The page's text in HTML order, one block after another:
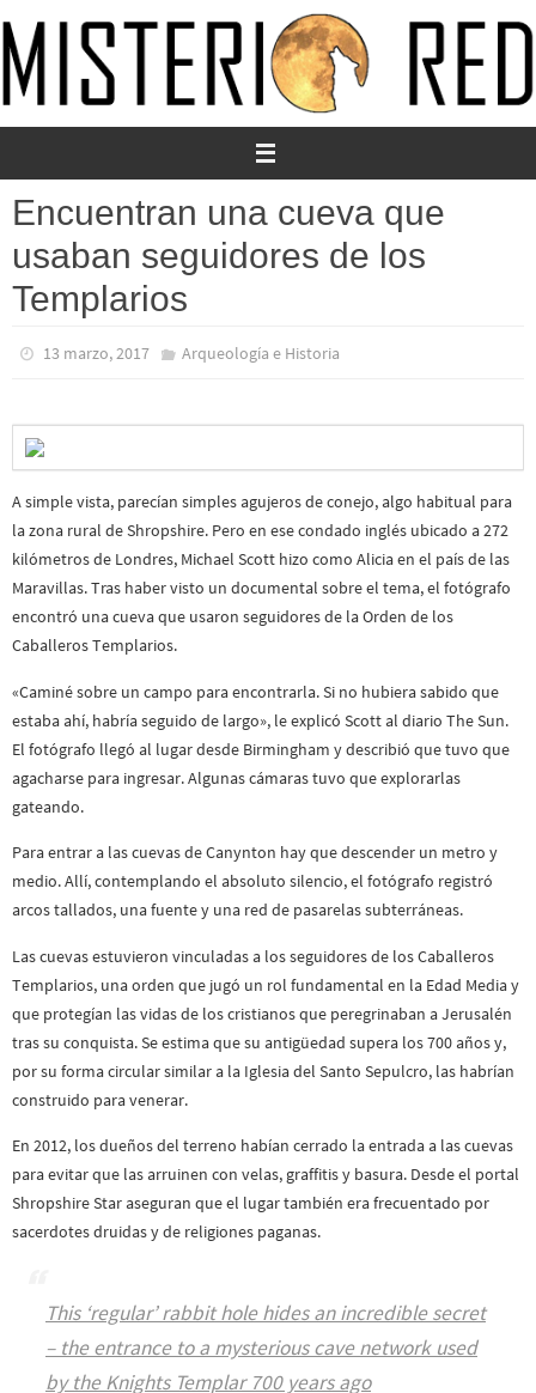
al
contenido
Encuentran una cueva que
usaban seguidores de los
Templarios
13 marzo, 2017 Arqueología e Historia
A simple vista, parecían simples agujeros de conejo, algo habitual para
la zona rural de Shropshire. Pero en ese condado inglés ubicado a 272
kilómetros de Londres, Michael Scott hizo como Alicia en el país de las
Maravillas. Tras haber visto un documental sobre el tema, el fotógrafo
encontró una cueva que usaron seguidores de la Orden de los
Caballeros Templarios.
«Caminé sobre un campo para encontrarla. Si no hubiera sabido que
estaba ahí, habría seguido de largo», le explicó Scott al diario The Sun.
El fotógrafo llegó al lugar desde Birmingham y describió que tuvo que
agacharse para ingresar. Algunas cámaras tuvo que explorarlas
gateando.
Para entrar a las cuevas de Canynton hay que descender un metro y
medio. Allí, contemplando el absoluto silencio, el fotógrafo registró
arcos tallados, una fuente y una red de pasarelas subterráneas.
Las cuevas estuvieron vinculadas a los seguidores de los Caballeros
Templarios, una orden que jugó un rol fundamental en la Edad Media y
que protegían las vidas de los cristianos que peregrinaban a Jerusalén
tras su conquista. Se estima que su antigüedad supera los 700 años y,
por su forma circular similar a la Iglesia del Santo Sepulcro, las habrían
construido para venerar.
En 2012, los dueños del terreno habían cerrado la entrada a las cuevas
para evitar que las arruinen con velas, graffitis y basura. Desde el portal
Shropshire Star aseguran que el lugar también era frecuentado por
sacerdotes druidas y de religiones paganas.
This ‘regular’ rabbit hole hides an incredible secret
– the entrance to a mysterious cave network used
by the Knights Templar 700 years ago